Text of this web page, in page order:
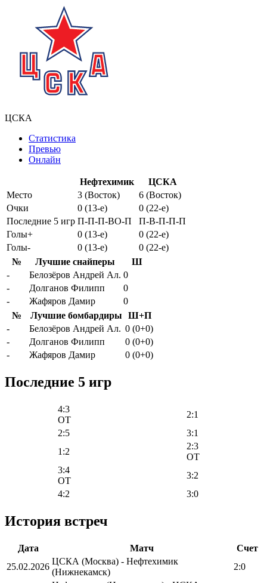
ЦСКА
Статистика
Превью
Онлайн
Нефтехимик
ЦСКА
Место
3 (Восток)
6 (Восток)
Очки
0 (13-e)
0 (22-e)
Последние 5 игр П-П-П-ВО-П
П-В-П-П-П
Голы+
0 (13-e)
0 (22-e)
Голы-
0 (13-e)
0 (22-e)
№
Лучшие снайперы
Ш
-
Белозёров Андрей Ал. 0
-
Долганов Филипп
0
-
Жафяров Дамир
0
№
Лучшие бомбардиры
Ш+П
-
Белозёров Андрей Ал. 0 (0+0)
-
Долганов Филипп
0 (0+0)
-
Жафяров Дамир 0 (0+0)
Последние 5 игр
4:3
OT
2:1
2:5
3:1
1:2
2:3
OT
3:4
OT
3:2
4:2
3:0
История встреч
Дата Матч
Счет
25.02.2026
ЦСКА (Москва) - Нефтехимик
(Нижнекамск)
2:0